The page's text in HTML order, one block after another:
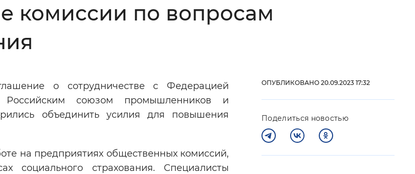
монохромный Синий фон
Остановить Повторить
Закрыть
комиссии по вопросам
о сотрудничестве с Федерацией
союзом промышленников и
объединить усилия для повышения
на предприятиях общественных комиссий,
социального страхования. Специалисты
ОПУБЛИКОВАНО 20.09.2023 17:32
Поделиться новостью